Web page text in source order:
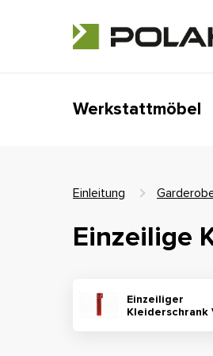
Werkstattmöbel
Einleitung
Einzeilige
Einzeiliger
Kleiderschrank